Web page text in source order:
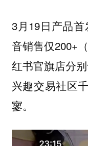
3月19日产品
音销售仅200+
红书官旗店分
兴趣交易社区
寥。